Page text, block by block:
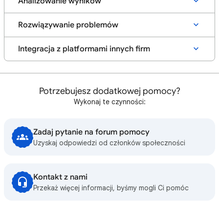
Rozwiązywanie problemów
Integracja z platformami innych firm
Potrzebujesz dodatkowej pomocy?
Wykonaj te czynności:
Zadaj pytanie na forum pomocy
Uzyskaj odpowiedzi od członków społeczności
Kontakt z nami
Przekaż więcej informacji, byśmy mogli Ci pomóc